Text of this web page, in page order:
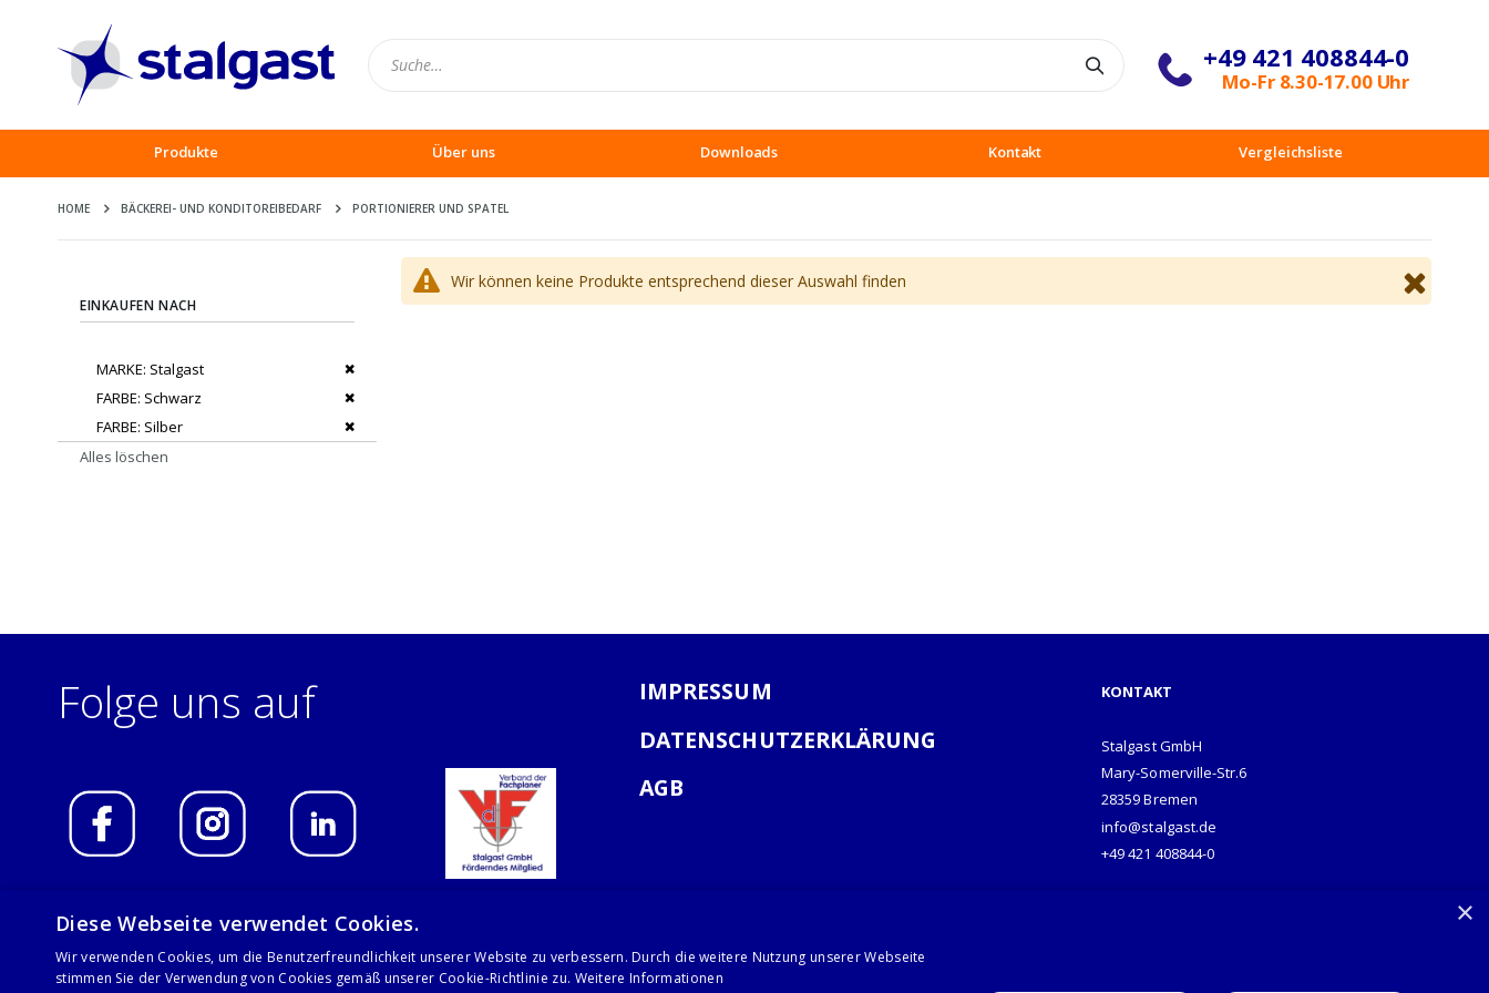
+49 421 408844-0
Mo-Fr 8.30-17.00 Uhr
Produkte Über uns Downloads Kontakt Vergleichsliste
HOME BÄCKEREI- UND KONDITOREIBEDARF PORTIONIERER UND SPATEL
Wir können keine Produkte entsprechend dieser Auswahl finden
EINKAUFEN NACH
MARKE Stalgast
Dies entfernen
FARBE Schwarz
Dies entfernen
FARBE Silber
Dies entfernen
Alles löschen
Folge uns auf
IMPRESSUM
DATENSCHUTZERKLÄRUNG
AGB
KONTAKT
Stalgast GmbH
Mary-Somerville-Str.6
28359 Bremen
info@stalgast.de
+49 421 408844-0
© 2021 Stalgast GmbH
×
Diese Webseite verwendet Cookies.
Wir verwenden Cookies, um die Benutzerfreundlichkeit unserer Website zu verbessern. Durch die weitere Nutzung unserer Webseite
stimmen Sie der Verwendung von Cookies gemäß unserer Cookie-Richtlinie zu. Weitere Informationen